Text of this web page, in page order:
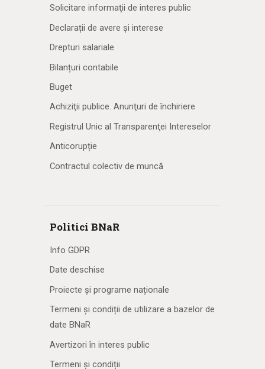
Solicitare informaţii de interes public
Declarații de avere și interese
Drepturi salariale
Bilanțuri contabile
Buget
Achiziţii publice. Anunţuri de închiriere
Registrul Unic al Transparenţei Intereselor
Anticorupție
Contractul colectiv de muncă
Politici BNaR
Info GDPR
Date deschise
Proiecte și programe naționale
Termeni și condiții de utilizare a bazelor de
date BNaR
Avertizori în interes public
Termeni și condiții